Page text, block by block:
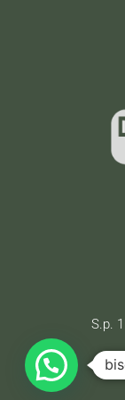
S.p.